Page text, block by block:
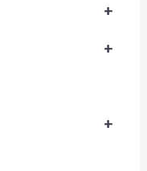
+
+
+